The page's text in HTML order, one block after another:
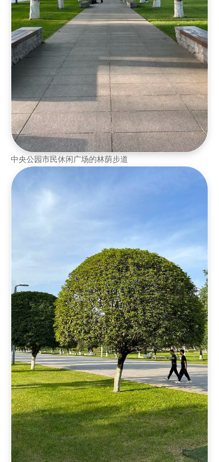
中央公园市民休闲广场的林荫步道